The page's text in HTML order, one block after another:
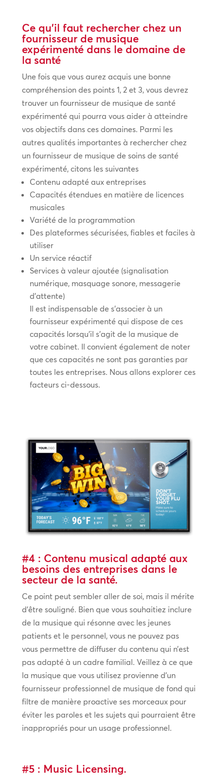
Ce qu’il faut rechercher chez un
fournisseur de musique
expérimenté dans le domaine de
la santé
Une fois que vous aurez acquis une bonne
compréhension des points 1, 2 et 3, vous devrez
trouver un fournisseur de musique de santé
expérimenté qui pourra vous aider à atteindre
vos objectifs dans ces domaines. Parmi les
autres qualités importantes à rechercher chez
un fournisseur de musique de soins de santé
expérimenté, citons les suivantes
Contenu adapté aux entreprises
Capacités étendues en matière de licences
musicales
Variété de la programmation
Des plateformes sécurisées, fiables et faciles à
utiliser
Un service réactif
Services à valeur ajoutée (signalisation
numérique, masquage sonore, messagerie
d’attente)
Il est indispensable de s’associer à un
fournisseur expérimenté qui dispose de ces
capacités lorsqu’il s’agit de la musique de
votre cabinet. Il convient également de noter
que ces capacités ne sont pas garanties par
toutes les entreprises. Nous allons explorer ces
facteurs ci-dessous.
#4 : Contenu musical adapté aux
besoins des entreprises dans le
secteur de la santé.
Ce point peut sembler aller de soi, mais il mérite
d’être souligné. Bien que vous souhaitiez inclure
de la musique qui résonne avec les jeunes
patients et le personnel, vous ne pouvez pas
vous permettre de diffuser du contenu qui n’est
pas adapté à un cadre familial. Veillez à ce que
la musique que vous utilisez provienne d’un
fournisseur professionnel de musique de fond qui
filtre de manière proactive ses morceaux pour
éviter les paroles et les sujets qui pourraient être
inappropriés pour un usage professionnel.
#5 : Music Licensing.